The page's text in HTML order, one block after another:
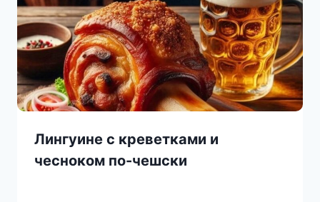
Лингуине с креветками и
чесноком по-чешски